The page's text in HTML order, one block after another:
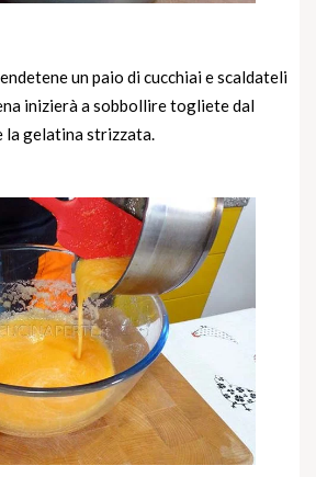
un paio di cucchiai e scaldateli
inizierà a sobbollire togliete dal
la gelatina strizzata.